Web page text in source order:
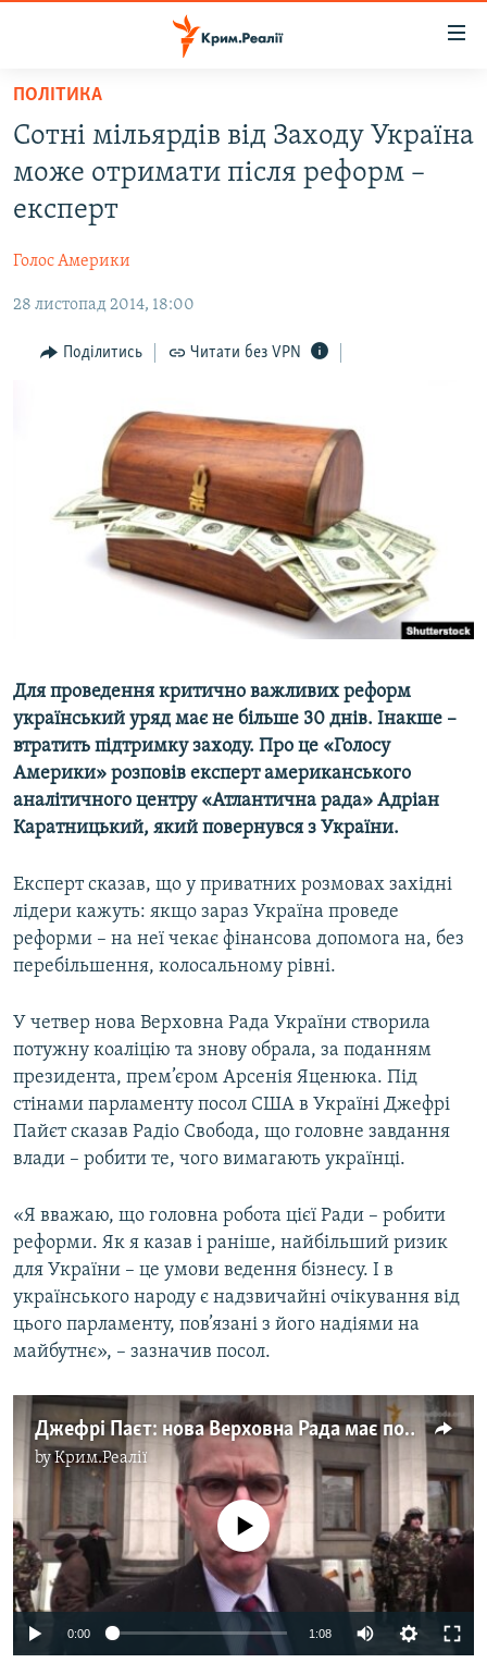
Перейти
основного
матеріалу
до
основної
Перейти
пошуку
ВІДЕО ТА ФОТО
БЛОГИ
ПОГЛЯД
ІНТЕРВ'Ю
СПЕЦПРОЕКТИ
ДЕПОРТАЦІЯ
ВІДЕОУРОКИ «ELIFBE»
СВІДЧЕННЯ ОКУПАЦІЇ
УКРАЇНСЬКА ПРОБЛЕМА КРИМУ
ЯК ОБІЙТИ БЛОКУВАННЯ
Русский
Qırımtatar
Усі сайти RFE/RL
ПОЛІТИКА
Сотні мільярдів від Заходу Україна
може отримати після реформ –
експерт
Голос Америки
28 листопад 2014, 18:00
Поділитись Читати без VPN
Для проведення критично важливих реформ
український уряд має не більше 30 днів. Інакше –
втратить підтримку заходу. Про це «Голосу
Америки» розповів експерт американського
аналітичного центру «Атлантична рада» Адріан
Каратницький, який повернувся з України.
Експерт сказав, що у приватних розмовах західні
лідери кажуть: якщо зараз Україна проведе
реформи – на неї чекає фінансова допомога на, без
перебільшення, колосальному рівні.
У четвер нова Верховна Рада України створила
потужну коаліцію та знову обрала, за поданням
президента, прем’єром Арсенія Яценюка. Під
стінами парламенту посол США в Україні Джефрі
Пайєт сказав Радіо Свобода, що головне завдання
влади – робити те, чого вимагають українці.
«Я вважаю, що головна робота цієї Ради – робити
реформи. Як я казав і раніше, найбільший ризик
для України – це умови ведення бізнесу. І в
українського народу є надзвичайні очікування від
цього парламенту, пов’язані з його надіями на
майбутнє», – зазначив посол.
Джефрі Паєт: нова Верховна Рада має подбати про реформи та майбутнє України
byКрим.Реалії
No media source currently available
0:00 1:08